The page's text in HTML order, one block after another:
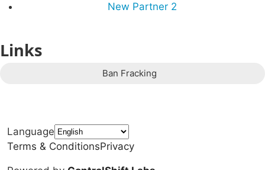
New Partner 2
Links
Ban Fracking
Language
Terms & ConditionsPrivacy